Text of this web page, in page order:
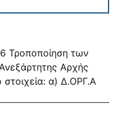
Τροποποίηση των
Αρχής
α) Δ.ΟΡΓ.Α